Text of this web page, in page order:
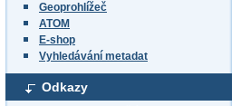
Geoprohlížeč
ATOM
E-shop
Vyhledávání metadat
Odkazy